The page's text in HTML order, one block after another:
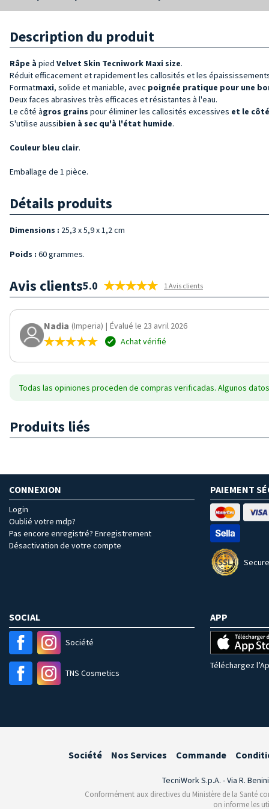
Description du produit
Râpe à pied Velvet Skin Tecniwork Maxi size.
Réduit efficacement et rapidement les callosités et les
Formatmaxi, solide et maniable, avec poignée pratique pour une
Deux faces abrasives très efficaces et résistantes à l'eau.
Le côté àgros grains pour éliminer les callosités excessives et le
S'utilise aussibien à sec qu'à l'état humide.
Couleur bleu clair.
Emballage de 1 pièce.
Détails produits
Dimensions : 25,3 x 5,9 x 1,2 cm
Poids : 60 grammes.
Avis clients5.0 1 Avis clients
Nadia (Imperia) | Évalué le 23 avril 2026
Achat vérifié
Todas las opiniones proceden de compras verificadas. Algunos
Produits liés
CONNEXION
Login
Oublié votre mdp?
Pas encore enregistré? Enregistrement
Désactivation de votre compte
PAIEMENT
SOCIAL
Société
TNS Cosmetics
APP
Téléchargez
Société Nos Services Commande
TecniWork S.p.A. - Via R.
Conformément aux directives du Ministère de la Santé
on informe les